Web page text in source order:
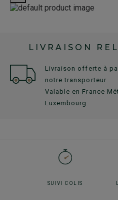
LIVRAISON
Livraison offerte à
notre transporteur
Valable en France
Luxembourg.
SUIVI COLIS